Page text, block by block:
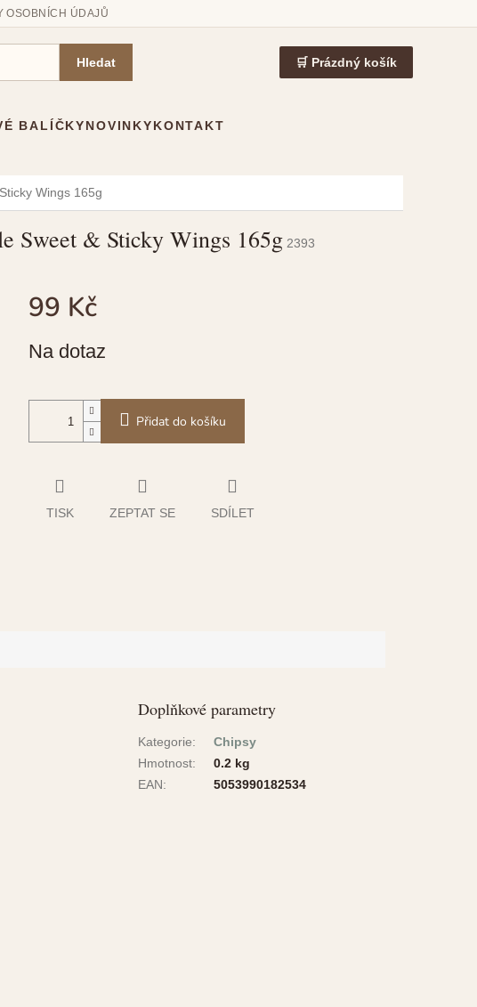
OSOBNÍCH ÚDAJŮ
Hledat 🛒 Prázdný košík
BALÍČKYNOVINKYKONTAKT
Wings 165g
Sweet & Sticky Wings 165g 2393
99 Kč
cena:
Na dotaz
Přidat do košíku
TISK ZEPTAT SE SDÍLET
Doplňkové parametry
Kategorie:
Chipsy
Hmotnost:
0.2 kg
EAN: 5053990182534